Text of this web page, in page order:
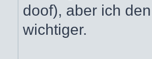
doof), aber ich
wichtiger.